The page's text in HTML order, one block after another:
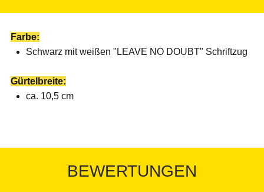
Farbe:
Schwarz mit weißen "LEAVE NO DOUBT" Schriftzug
Gürtelbreite:
ca. 10,5 cm
BEWERTUNGEN